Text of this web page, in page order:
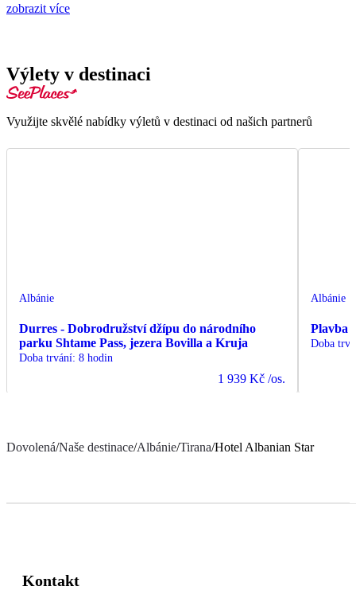
zobrazit více
Výlety v destinaci
Využijte skvělé nabídky výletů v destinaci od našich partnerů
Albánie
Durres - Dobrodružství džípu do národního
parku Shtame Pass, jezera Bovilla a Kruja
Doba trvání: 8 hodin
1 939 Kč /os.
Albánie
Plavba
Doba
Dovolená/Naše destinace/Albánie/Tirana/Hotel Albanian Star
Kontakt